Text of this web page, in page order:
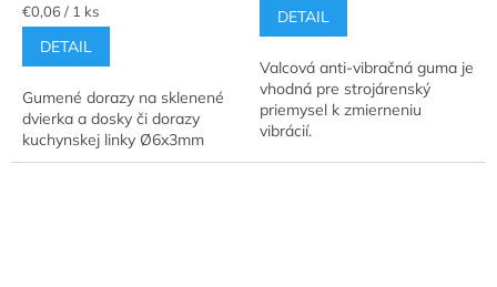
Jednotková
cena:
€0,06 / 1 ks
DETAIL
Gumené dorazy na sklenené
dvierka a dosky či dorazy
kuchynskej linky Ø6x3mm
DETAIL
Valcová anti-vibračná guma je
vhodná pre strojárenský
priemysel k zmierneniu
vibrácií.